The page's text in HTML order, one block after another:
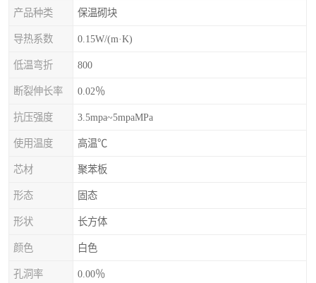
产品种类 保温砌块
导热系数 0.15W/(m·K)
低温弯折 800
断裂伸长率 0.02％
抗压强度 3.5mpa~5mpaMPa
使用温度 高温℃
芯材 聚苯板
形态 固态
形状 长方体
颜色 白色
孔洞率 0.00％